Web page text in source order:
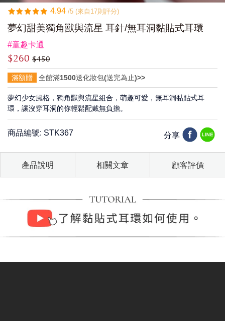
4.94 /5 (來自17則評分)
夢幻甜美獨角獸與流星 耳針/無耳洞黏貼式耳環
#童趣卡通
$260 $450
滿額贈 全館滿1500送化妝包(送完為止)>>
夢幻少女風格，獨角獸與流星組合，萌趣可愛，無耳洞黏貼式耳
環，讓沒穿耳洞的你輕鬆配戴無負擔。
商品編號: STK367 分享
產品說明 相關文章 顧客評價